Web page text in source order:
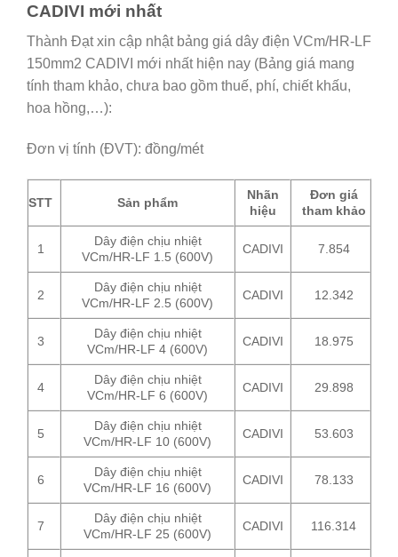
CADIVI mới nhất
Thành Đạt xin cập nhật bảng giá dây điện VCm/HR-LF
150mm2 CADIVI mới nhất hiện nay (Bảng giá mang
tính tham khảo, chưa bao gồm thuế, phí, chiết khấu,
hoa hồng,…):
Đơn vị tính (ĐVT): đồng/mét
STT Sản phẩm
Nhãn
hiệu
Đơn giá
tham khảo
1
Dây điện chịu nhiệt
VCm/HR-LF 1.5 (600V)
CADIVI 7.854
2
Dây điện chịu nhiệt
VCm/HR-LF 2.5 (600V)
CADIVI 12.342
3
Dây điện chịu nhiệt
VCm/HR-LF 4 (600V)
CADIVI 18.975
4
Dây điện chịu nhiệt
VCm/HR-LF 6 (600V)
CADIVI 29.898
5
Dây điện chịu nhiệt
VCm/HR-LF 10 (600V)
CADIVI 53.603
6
Dây điện chịu nhiệt
VCm/HR-LF 16 (600V)
CADIVI 78.133
7
Dây điện chịu nhiệt
VCm/HR-LF 25 (600V)
CADIVI 116.314